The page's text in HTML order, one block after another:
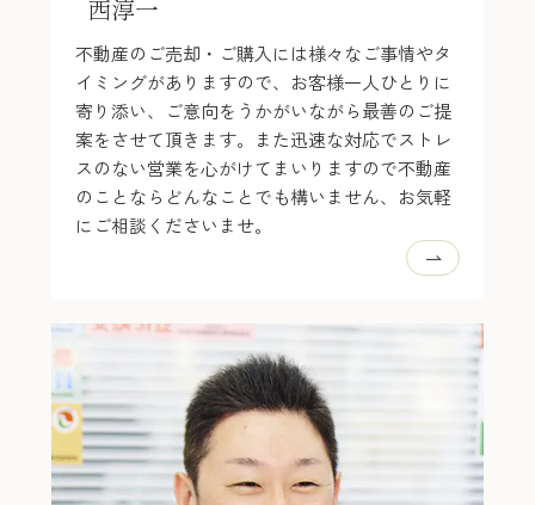
西淳一
不動産のご売却・ご購入には様々なご事情やタ
イミングがありますので、お客様一人ひとりに
寄り添い、ご意向をうかがいながら最善のご提
案をさせて頂きます。また迅速な対応でストレ
スのない営業を心がけてまいりますので不動産
のことならどんなことでも構いません、お気軽
にご相談くださいませ。